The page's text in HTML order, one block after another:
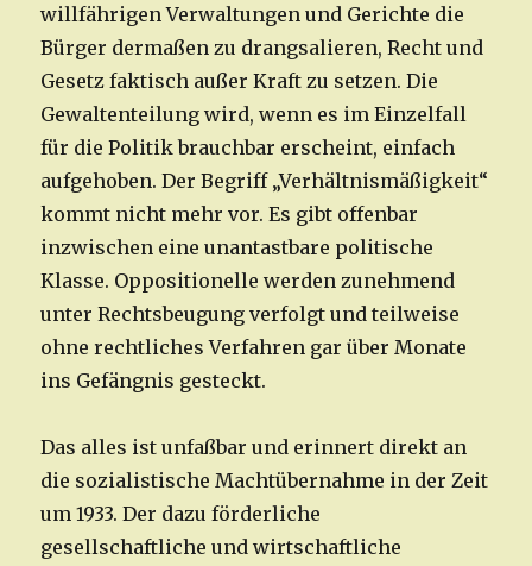
willfährigen Verwaltungen und Gerichte die
Bürger dermaßen zu drangsalieren, Recht und
Gesetz faktisch außer Kraft zu setzen. Die
Gewaltenteilung wird, wenn es im Einzelfall
für die Politik brauchbar erscheint, einfach
aufgehoben. Der Begriff „Verhältnismäßigkeit“
kommt nicht mehr vor. Es gibt offenbar
inzwischen eine unantastbare politische
Klasse. Oppositionelle werden zunehmend
unter Rechtsbeugung verfolgt und teilweise
ohne rechtliches Verfahren gar über Monate
ins Gefängnis gesteckt.
Das alles ist unfaßbar und erinnert direkt an
die sozialistische Machtübernahme in der Zeit
um 1933. Der dazu förderliche
gesellschaftliche und wirtschaftliche